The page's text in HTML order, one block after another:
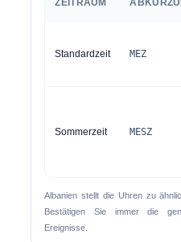
ZEITRAUM
Standardzeit MEZ
Sommerzeit MESZ
Albanien stellt die Uhren zu
Bestätigen Sie immer die
Ereignisse.